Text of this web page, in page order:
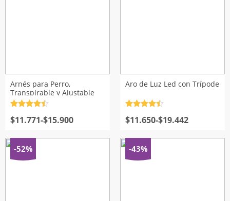
Arnés para Perro,
Transpirable y Ajustable
con 4.5de
5
$11.771-$15.900
Rango
precios:
desde
$11.771
Aro de Luz Led con Trípode
con 4.5de
5
$11.650-$19.442
Rango
precios:
desde
$11.650
-52% -43%